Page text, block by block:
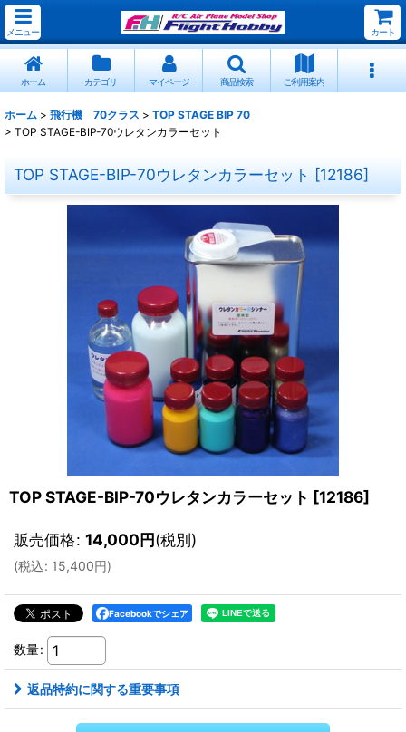
メニュー カート
ホーム カテゴリ マイページ 商品検索 ご利用案内
ホーム > 飛行機 70クラス > TOP STAGE BIP 70
> TOP STAGE-BIP-70ウレタンカラーセット
TOP STAGE-BIP-70ウレタンカラーセット [12186]
TOP STAGE-BIP-70ウレタンカラーセット [12186]
販売価格: 14,000円(税別)
(税込: 15,400円)
Facebookでシェア
数量:
返品特約に関する重要事項